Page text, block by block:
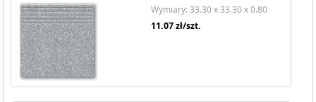
Wymiary: 33.30 x 33.30 x 0.80
11.07zł/szt.